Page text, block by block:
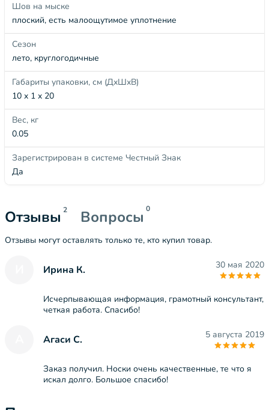
Шов на мыске
плоский, есть малоощутимое уплотнение
Сезон
лето, круглогодичные
Габариты упаковки, см (ДхШхВ)
10 x 1 x 20
Вес, кг
0.05
Зарегистрирован в системе Честный Знак
Да
Отзывы 2 Вопросы 0
Отзывы могут оставлять только те, кто купил товар.
Ирина К. 30 мая 2020
Исчерпывающая информация, грамотный консультант,
четкая работа. Спасибо!
Агаси С. 5 августа 2019
Заказ получил. Носки очень качественные, те что я
искал долго. Большое спасибо!